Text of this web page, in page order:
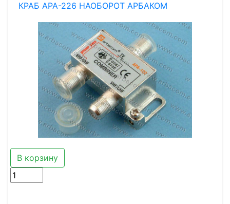
КРАБ АРА-226 НАОБОРОТ АРБАКОМ
В корзину